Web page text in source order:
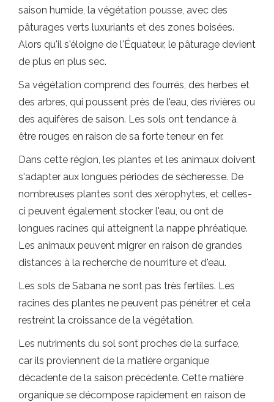
saison humide, la végétation pousse, avec des
pâturages verts luxuriants et des zones boisées.
Alors qu'il s'éloigne de l'Équateur, le pâturage devient
de plus en plus sec.
Sa végétation comprend des fourrés, des herbes et
des arbres, qui poussent près de l'eau, des rivières ou
des aquifères de saison. Les sols ont tendance à
être rouges en raison de sa forte teneur en fer.
Dans cette région, les plantes et les animaux doivent
s'adapter aux longues périodes de sécheresse. De
nombreuses plantes sont des xérophytes, et celles-
ci peuvent également stocker l'eau, ou ont de
longues racines qui atteignent la nappe phréatique.
Les animaux peuvent migrer en raison de grandes
distances à la recherche de nourriture et d'eau.
Les sols de Sabana ne sont pas très fertiles. Les
racines des plantes ne peuvent pas pénétrer et cela
restreint la croissance de la végétation.
Les nutriments du sol sont proches de la surface,
car ils proviennent de la matière organique
décadente de la saison précédente. Cette matière
organique se décompose rapidement en raison de